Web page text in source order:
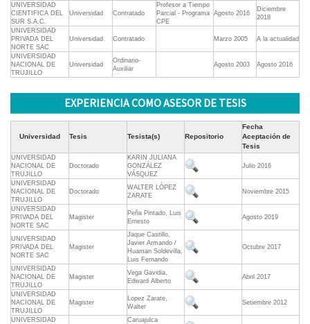
UNIVERSIDAD
CIENTIFICA DEL
SUR S.A.C.
Universidad Contratado
Profesor a Tiempo
Parcial - Programa
CPE
Agosto 2016
Diciembre
2018
UNIVERSIDAD
PRIVADA DEL
NORTE SAC
Universidad Contratado Marzo 2005 A la actualidad
UNIVERSIDAD
NACIONAL DE
TRUJILLO
Universidad
Ordinario-
Auxiliar
Agosto 2003 Agosto 2016
EXPERIENCIA COMO ASESOR DE TESIS
Universidad Tesis Tesista(s) Repositorio
Fecha
Aceptación de
Tesis
UNIVERSIDAD
NACIONAL DE
TRUJILLO
Doctorado
KARIN JULIANA
GONZÁLEZ
VÁSQUEZ
Julio 2016
UNIVERSIDAD
NACIONAL DE
TRUJILLO
Doctorado
WALTER LÓPEZ
ZARATE
Noviembre 2015
UNIVERSIDAD
PRIVADA DEL
NORTE SAC
Magister
Peña Pintado, Luis
Ernesto
Agosto 2019
UNIVERSIDAD
PRIVADA DEL
NORTE SAC
Magister
Jaque Castillo,
Javier Armando /
Huaman Soldevilla,
Luis Fernando
Octubre 2017
UNIVERSIDAD
NACIONAL DE
TRUJILLO
Magister
Vega Gavidia,
Edward Alberto
Abril 2017
UNIVERSIDAD
NACIONAL DE
TRUJILLO
Magister
Lopez Zarate,
Walter
Setiembre 2012
UNIVERSIDAD
Caruajulca